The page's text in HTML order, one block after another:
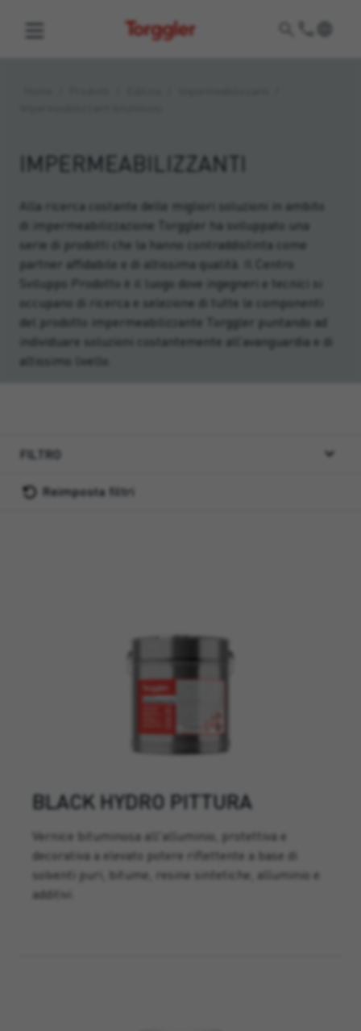
Torggler
IMPERMEABILIZZANTI
Alla ricerca costante delle migliori soluzioni in ambito
di impermeabilizzazione Torggler ha sviluppato una
serie di prodotti che la hanno contraddistinta come
partner affidabile e di altissima qualità. Il Centro
Sviluppo Prodotto è il luogo dove ingegneri e tecnici si
occupano di ricerca e selezione di tutte le componenti
del prodotto impermeabilizzante Torggler puntando ad
individuare soluzioni costantemente all’avanguardia e di
altissimo livello.
FILTRO
Reimposta filtri
BLACK HYDRO PITTURA
Vernice bituminosa all'alluminio, protettiva e
decorativa a elevato potere riflettente a base di
solventi puri, bitume, resine sintetiche, alluminio e
additivi.